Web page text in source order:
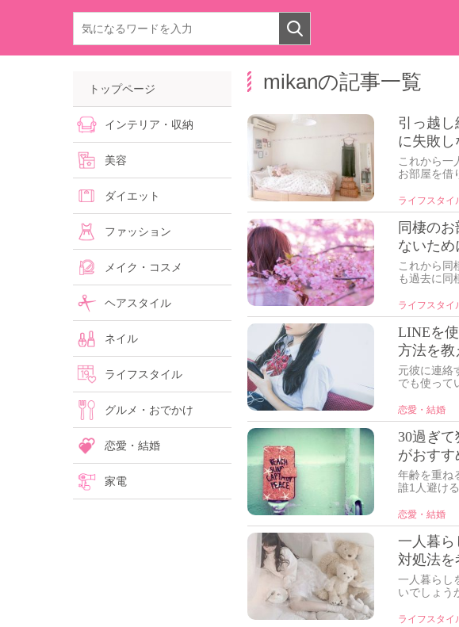
mikanの記事一覧
引っ越
に失敗し
これから一
お部屋を借
ライフスタイ
同棲の
ないため
これから同
も過去に同
ライフスタイ
LINEを
方法を教
元彼に連絡
でも使って
恋愛・結婚
30過ぎ
がおすす
年齢を重ね
誰1人避け
恋愛・結婚
一人暮ら
対処法を
一人暮らし
いでしょう
ライフスタイ
トップページ
インテリア・収納
美容
ダイエット
ファッション
メイク・コスメ
ヘアスタイル
ネイル
ライフスタイル
グルメ・おでかけ
恋愛・結婚
家電